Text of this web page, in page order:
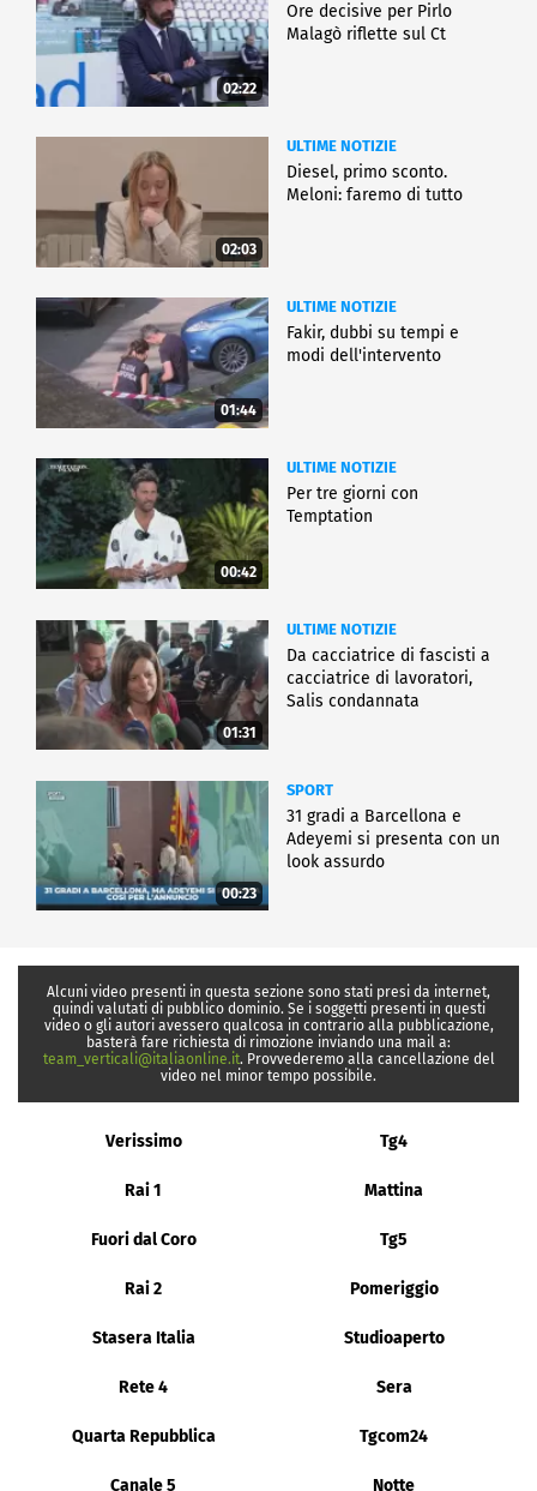
02:22
Ore decisive per Pirlo
Malagò riflette sul Ct
02:03
ULTIME NOTIZIE
Diesel, primo sconto.
Meloni: faremo di tutto
01:44
ULTIME NOTIZIE
Fakir, dubbi su tempi e
modi dell'intervento
00:42
ULTIME NOTIZIE
Per tre giorni con
Temptation
01:31
ULTIME NOTIZIE
Da cacciatrice di fascisti a
cacciatrice di lavoratori,
Salis condannata
00:23
SPORT
31 gradi a Barcellona e
Adeyemi si presenta con un
look assurdo
Alcuni video presenti in questa sezione sono stati presi da internet,
quindi valutati di pubblico dominio. Se i soggetti presenti in questi
video o gli autori avessero qualcosa in contrario alla pubblicazione,
basterà fare richiesta di rimozione inviando una mail a:
team_verticali@italiaonline.it. Provvederemo alla cancellazione del
video nel minor tempo possibile.
Verissimo Tg4
Rai 1 Mattina
Fuori dal Coro Tg5
Rai 2 Pomeriggio
Stasera Italia Studioaperto
Rete 4 Sera
Quarta Repubblica Tgcom24
Canale 5 Notte